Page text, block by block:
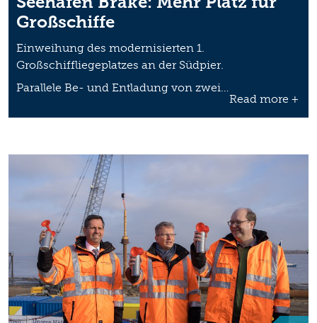
Großschiffe
Einweihung des modernisierten 1.
Großschiffliegeplatzes an der Südpier.
Parallele Be- und Entladung von zwei…
Read more +